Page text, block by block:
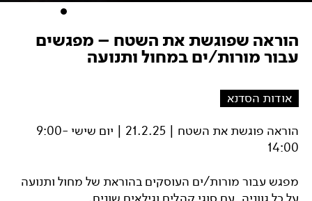
הוראה שפוגשת את השטח – מפגשים
עבור מורות/ים במחול ותנועה
אודות הסדנא
הוראה פוגשת את השטח | 21.2.25 | יום שישי 9:00-
14:00
מפגש עבור מורות/ים העוסקים בהוראת של מחול ותנועה